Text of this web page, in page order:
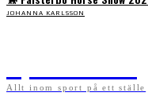
JOHANNA KARLSSON
Allt inom sport på ett ställe